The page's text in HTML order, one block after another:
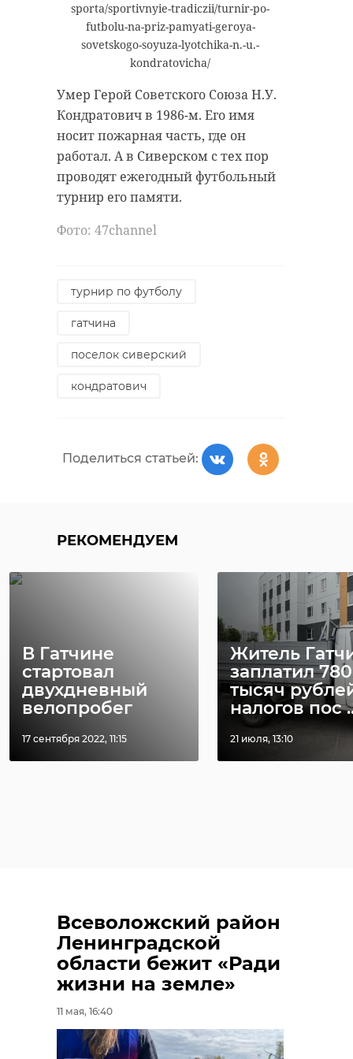
sporta/sportivnyie-tradiczii/turnir-po-
futbolu-na-priz-pamyati-geroya-
sovetskogo-soyuza-lyotchika-n.-u.-
kondratovicha/
Умер Герой Советского Союза Н.У.
Кондратович в 1986-м. Его имя
носит пожарная часть, где он
работал. А в Сиверском с тех пор
проводят ежегодный футбольный
турнир его памяти.
Фото: 47channel
турнир по футболу
гатчина
поселок сиверский
кондратович
Поделиться статьей:
РЕКОМЕНДУЕМ
В Гатчине
стартовал
двухдневный
велопробег
17 сентября 2022, 11:15
Житель
заплатил 780
тысяч
налогов пос
21 июля, 13:10
Всеволожский район
Ленинградской
области бежит «Ради
жизни на земле»
11 мая, 16:40
на плаву,
обеспечение
потребности людей в
регионов.
Фото:
https://er.ru/activity/news/sergej-
perminov-obnovlenie-deputatskogo-
korpusa-edinoj-rossii-v-regionah-po-
сергей перминов
строительство
антикризисные меры
Поделиться статьей:
РЕКОМЕНДУЕМ
В Большой Вруде
продолжится
строительство
воскресной ...
11 мая 2021, 11:11
Перминов
временное
охлаждение
строите ...
03 декабря 2024, 19:12
Ленинградской
области Александр
Дрозденко.
Фото: https://vk.com/wall-
82510848_48829
кировский район
ленинградской области
раскопки